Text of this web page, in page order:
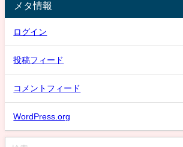
メタ情報
ログイン
投稿フィード
コメントフィード
WordPress.org